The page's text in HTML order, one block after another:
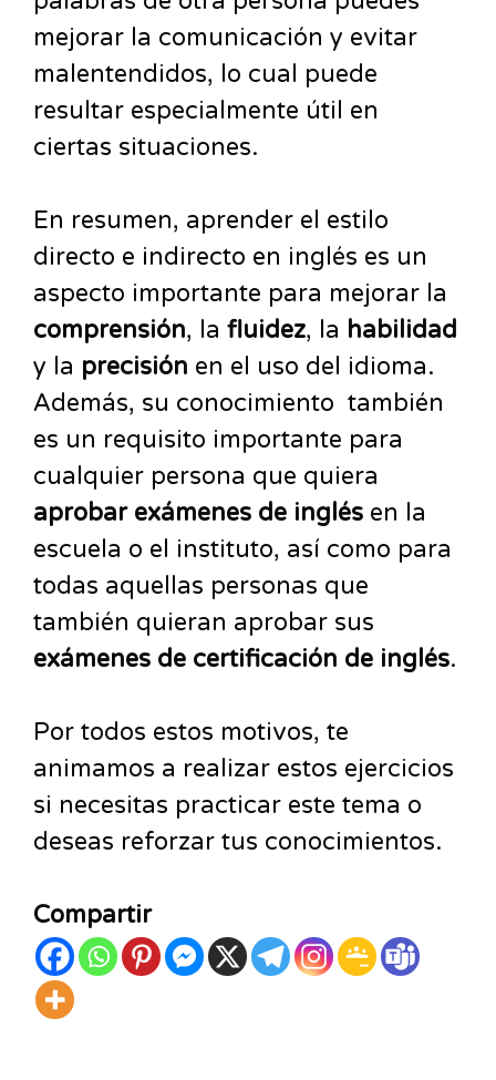
mejorar la comunicación y evitar
malentendidos, lo cual puede
resultar especialmente útil en
ciertas situaciones.
En resumen, aprender el estilo
directo e indirecto en inglés es un
aspecto importante para mejorar la
comprensión, la fluidez, la habilidad
y la precisión en el uso del idioma.
Además, su conocimiento también
es un requisito importante para
cualquier persona que quiera
aprobar exámenes de inglés en la
escuela o el instituto, así como para
todas aquellas personas que
también quieran aprobar sus
exámenes de certificación de inglés.
Por todos estos motivos, te
animamos a realizar estos ejercicios
si necesitas practicar este tema o
deseas reforzar tus conocimientos.
Compartir